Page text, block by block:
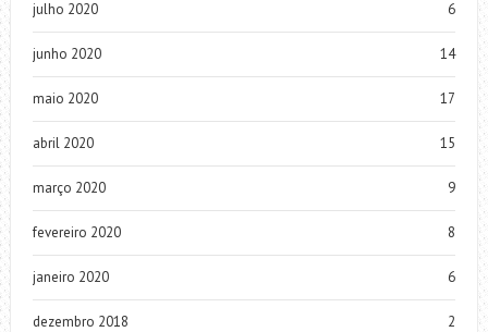
julho 2020 6
junho 2020 14
maio 2020 17
abril 2020 15
março 2020 9
fevereiro 2020 8
janeiro 2020 6
dezembro 2018 2